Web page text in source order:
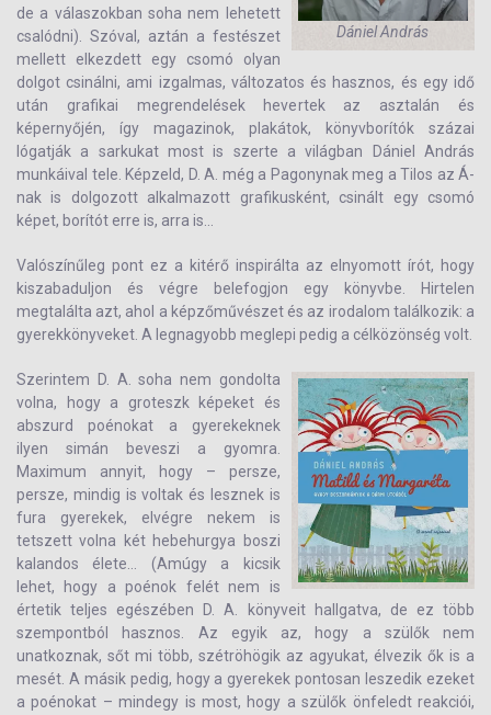
Dániel András
de a válaszokban soha nem lehetett
csalódni). Szóval, aztán a festészet
mellett elkezdett egy csomó olyan
dolgot csinálni, ami izgalmas, változatos és hasznos, és egy idő
után grafikai megrendelések hevertek az asztalán és
képernyőjén, így magazinok, plakátok, könyvborítók százai
lógatják a sarkukat most is szerte a világban Dániel András
munkáival tele. Képzeld, D. A. még a Pagonynak meg a Tilos az Á-
nak is dolgozott alkalmazott grafikusként, csinált egy csomó
képet, borítót erre is, arra is...
Valószínűleg pont ez a kitérő inspirálta az elnyomott írót, hogy
kiszabaduljon és végre belefogjon egy könyvbe. Hirtelen
megtalálta azt, ahol a képzőművészet és az irodalom találkozik: a
gyerekkönyveket. A legnagyobb meglepi pedig a célközönség volt.
Szerintem D. A. soha nem gondolta
volna, hogy a groteszk képeket és
abszurd poénokat a gyerekeknek
ilyen simán beveszi a gyomra.
Maximum annyit, hogy – persze,
persze, mindig is voltak és lesznek is
fura gyerekek, elvégre nekem is
tetszett volna két hebehurgya boszi
kalandos élete... (Amúgy a kicsik
lehet, hogy a poénok felét nem is
értetik teljes egészében D. A. könyveit hallgatva, de ez több
szempontból hasznos. Az egyik az, hogy a szülők nem
unatkoznak, sőt mi több, szétröhögik az agyukat, élvezik ők is a
mesét. A másik pedig, hogy a gyerekek pontosan leszedik ezeket
a poénokat – mindegy is most, hogy a szülők önfeledt reakciói,